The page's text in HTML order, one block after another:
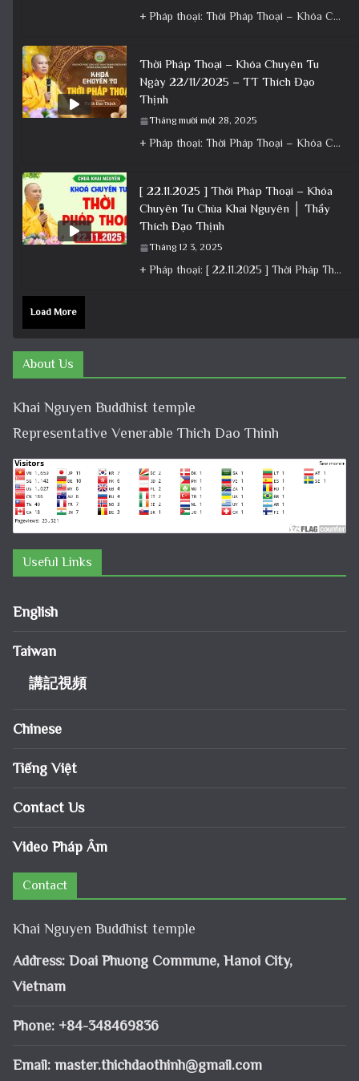
+ Pháp thoại: Thời Pháp Thoại – Khóa Chuyên Tu Ngày 23/11/2025 – TT Thích Đạo Thịnh + Album: Pháp
Thời Pháp Thoại – Khóa Chuyên Tu
Ngày 22/11/2025 – TT Thích Đạo
Thịnh
Tháng mười một 28, 2025
+ Pháp thoại: Thời Pháp Thoại – Khóa Chuyên Tu Ngày 22/11/2025 – TT Thích Đạo Thịnh + Album: Pháp
[ 22.11.2025 ] Thời Pháp Thoại – Khóa
Chuyên Tu Chùa Khai Nguyên │ Thầy
Thích Đạo Thịnh
Tháng 12 3, 2025
+ Pháp thoại: [ 22.11.2025 ] Thời Pháp Thoại – Khóa Chuyên Tu Chùa Khai Nguyên │ Thầy Thích Đạo
Load More
About Us
Khai Nguyen Buddhist temple
Representative Venerable Thich Dao Thinh
Useful Links
English
Taiwan
講記視頻
Chinese
Tiếng Việt
Contact Us
Video Pháp Âm
Contact
Khai Nguyen Buddhist temple
Address: Doai Phuong Commune, Hanoi City,
Vietnam
Phone: +84-348469836
Email: master.thichdaothinh@gmail.com